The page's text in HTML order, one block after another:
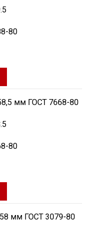
80
мм ГОСТ 7668-80
80
мм ГОСТ 3079-80